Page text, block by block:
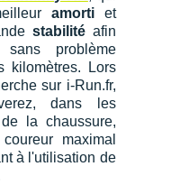
amortiet
stabilitéafin
problème
kilomètres. Lors
sur i-Run.fr,
dans les
la chaussure,
maximal
à l'utilisation de